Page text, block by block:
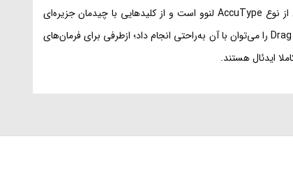
بیشتر از این را هم نباید داشت. اندازه‌ی ۱۵٫۶‌اینچی با پنل‌ TN، کیفیت‌ FHD و روکش مات ازجمله مشخصات کلی این صفحه‌نمایش هستند. کیبورد این مدل از نوع‌ AccuType‌ لنوو است و از کلیدهایی با چیدمان جزیره‌ای
تشکیل شده که برای تایپ‌کردن سریع و طولانی‌مدت مناسب هستند. تاچ‌پد هم به کلیک‌های جداگانه مجهز است که دقت خوبی داشته و اعمالی نظیر‌ Drag‌ & Drop‌ را می‌توان با آن به‌راحتی انجام داد؛ ازطرفی برای فرمان‌های
ایدئال هستند.